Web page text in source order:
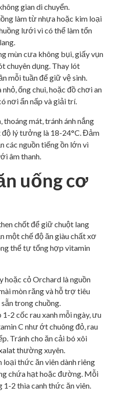
gian di chuyển.
làm từ nhựa hoặc kim loại
lưới vì có thể làm tổn
mùn cưa không bụi, giấy vụn
chuyên dụng. Thay lót
mỗi tuần để giữ vệ sinh.
nhỏ, ống chui, hoặc đồ chơi an
nơi ẩn nấp và giải trí.
mát, tránh ánh nắng
lý tưởng là 18-24°C. Đảm
các nguồn tiếng ồn lớn vì
âm thanh.
uống cơ
chốt để giữ chuột lang
một chế độ ăn giàu chất xơ
thể tự tổng hợp vitamin
hoặc cỏ Orchard là nguồn
mòn răng và hỗ trợ tiêu
trong chuồng.
1-2 cốc rau xanh mỗi ngày, ưu
C như ớt chuông đỏ, rau
Tránh cho ăn cải bó xôi
thường xuyên.
loại thức ăn viên dành riêng
chứa hạt hoặc đường. Mỗi
1-2 thìa canh thức ăn viên.